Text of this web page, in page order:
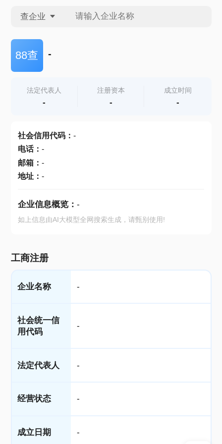
查企业
查企业
查产地
88查 -
法定代表人
-
注册资本
-
成立时间
-
社会信用代码： -
电话： -
邮箱： -
地址： -
企业信息概览： -
如上信息由AI大模型全网搜索生成，请甄别使用!
工商注册
企业名称 -
社会统一信
用代码
-
法定代表人 -
经营状态 -
成立日期 -